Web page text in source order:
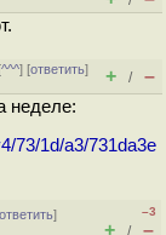
^^^] [ответить]
+ / –
неделе:
73/1d/a3/731da3e
ответить]
–3
+ / –